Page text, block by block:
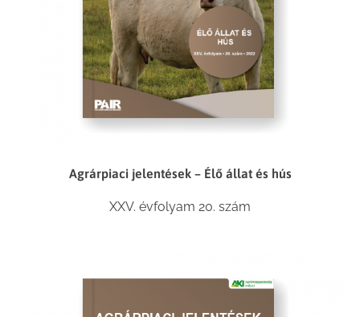
Agrárpiaci jelentések – Élő állat és hús
XXV. évfolyam 20. szám